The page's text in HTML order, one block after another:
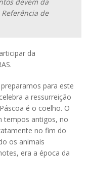
de
da
para este
a ressurreição
é o coelho. O
tempos antigos, no
no fim do
os animais
era a época da